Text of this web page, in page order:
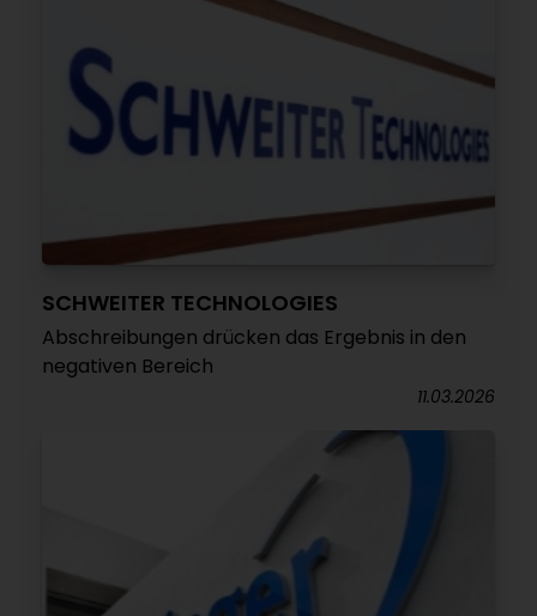
SCHWEITER TECHNOLOGIES
Abschreibungen drücken das Ergebnis in den
negativen Bereich
11.03.2026